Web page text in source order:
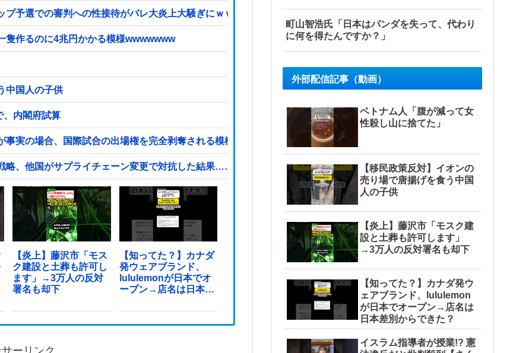
予選での審判への性接待がバレ大炎上大騒ぎにｗｗｗｗｗｗｗｗ
隻作るのに4兆円かかる模様wwwwwww
中国人の子供
、内閣府試算
実の場合、国際試合の出場権を完全剥奪される模様…（ブルブル」＝韓国の反応
略、他国がサプライチェーン変更で対抗した結果……他
【炎上】藤沢市「モス
ク建設と土葬も許可し
ます」→3万人の反対
署名も却下
【知ってた？】カナダ
発ウェアブランド、
lululemonが日本でオ
ープン→店名は日本差
ーリンク
町山智浩氏「日本はパンダを失って、代わり
に何を得たんですか？」
外部配信記事（動画）
ベトナム人「腹が減って女
性殺し山に捨てた」
【移民政策反対】イオンの
売り場で唐揚げを食う中国
人の子供
【炎上】藤沢市「モスク建
設と土葬も許可します」
→3万人の反対署名も却下
【知ってた？】カナダ発ウ
ェアブランド、lululemon
が日本でオープン→店名は
日本差別からできた？
イスラム指導者が授業!? 憲